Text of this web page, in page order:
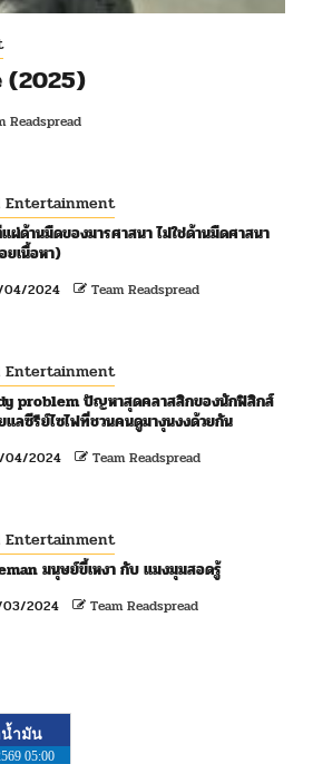
(2025)
Readspread
Entertainment
ผ่ด้านมืดของมารศาสนา ไม่ใช่ด้านมืดศาสนา
เนื้อหา)
04/2024 Team Readspread
Entertainment
problem ปัญหาสุดคลาสสิกของนักฟิสิกส์
แลซีรีย์ไซไฟที่ชวนคนดูมางุนงงด้วยกัน
04/2024 Team Readspread
Entertainment
มนุษย์ขี้เหงา กับ แมงมุมสอดรู้
03/2024 Team Readspread